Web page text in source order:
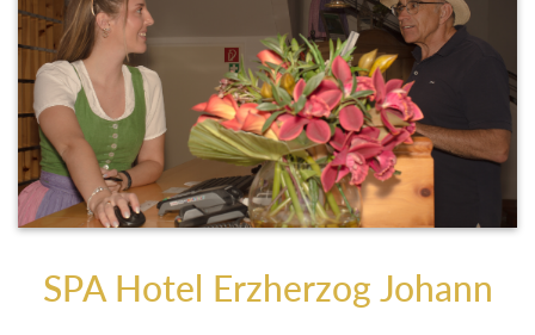
SPA Hotel Erzherzog Johann